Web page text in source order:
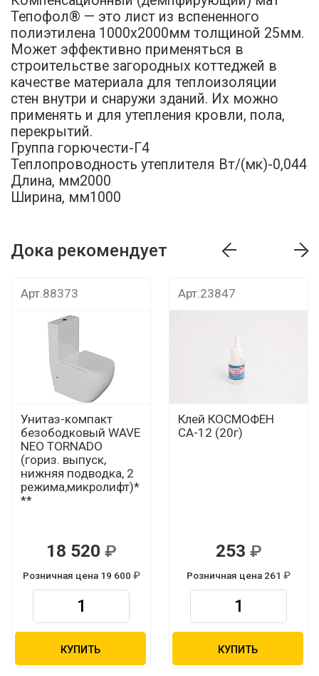
Тепофол® — это лист из вспененного
полиэтилена 1000х2000мм толщиной 25мм.
Может эффективно применяться в
строительстве загородных коттеджей в
качестве материала для теплоизоляции
стен внутри и снаружи зданий. Их можно
применять и для утепления кровли, пола,
перекрытий.
Группа горючести-Г4
Теплопроводность утеплителя Вт/(мк)-0,044
Длина, мм2000
Ширина, мм1000
Дока рекомендует
Арт.88373
Унитаз-компакт
безободковый WAVE
NEO TORNADO
(гориз. выпуск,
нижняя подводка, 2
режима,микролифт)*
**
18 520
Розничная цена 19 600
КУПИТЬ
Арт.23847
Клей КОСМОФЕН
СА-12 (20г)
253
Розничная цена 261
КУПИТЬ
Р
Р Р
Дока рекомендует Дока